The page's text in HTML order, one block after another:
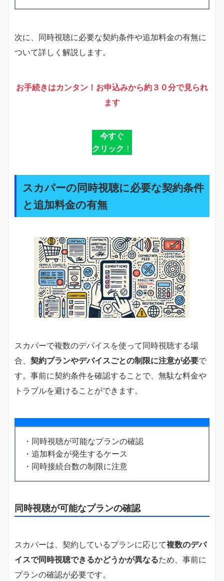
次に、同時視聴に必要な契約条件や追加料金の有無に
ついて詳しく解説します。
お手続きはカンタン！お申込みから約３０分で見られ
ます
今すぐ
クリック ！
スカパーの同時視聴に必要な契約条件
と追加料金の有無
スカパーで複数のデバイスを使って同時視聴する場
合、 契約プランやデバイスごとの制限に注意が必要で
す。事前に契約条件を確認することで、無駄な料金や
トラブルを避けることができます。
・同時視聴が可能なプランの確認
・追加料金が発生するケース
・同時接続台数の制限に注意
同時視聴が可能なプランの確認
スカパーは、契約しているプランに応じて複数のデバ
イスで同時視聴できるかどうかが異なるため、事前に
プランの確認が必要です。